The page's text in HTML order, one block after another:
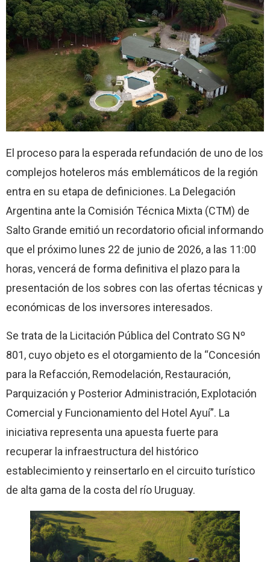
El proceso para la esperada refundación de uno de los
complejos hoteleros más emblemáticos de la región
entra en su etapa de definiciones. La Delegación
Argentina ante la Comisión Técnica Mixta (CTM) de
Salto Grande emitió un recordatorio oficial informando
que el próximo lunes 22 de junio de 2026, a las 11:00
horas, vencerá de forma definitiva el plazo para la
presentación de los sobres con las ofertas técnicas y
económicas de los inversores interesados.
Se trata de la Licitación Pública del Contrato SG Nº
801, cuyo objeto es el otorgamiento de la “Concesión
para la Refacción, Remodelación, Restauración,
Parquización y Posterior Administración, Explotación
Comercial y Funcionamiento del Hotel Ayuí”. La
iniciativa representa una apuesta fuerte para
recuperar la infraestructura del histórico
establecimiento y reinsertarlo en el circuito turístico
de alta gama de la costa del río Uruguay.